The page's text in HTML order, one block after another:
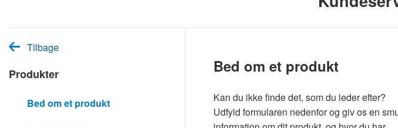
Tryk
på
Control-
for
hjemmesiden
Tilbage
Produkter
Bed om et produkt
Bed om et produkt
Kan du ikke finde det, som du leder efter?
Udfyld formularen nedenfor og giv os en